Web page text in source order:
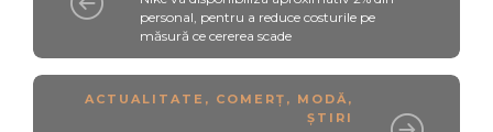
personal, pentru a reduce costurile pe
măsură ce cererea scade
ACTUALITATE , COMERȚ , MODĂ,
ȘTIRI